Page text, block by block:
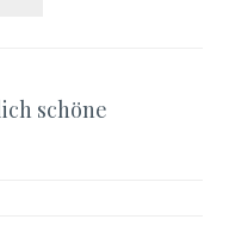
schöne